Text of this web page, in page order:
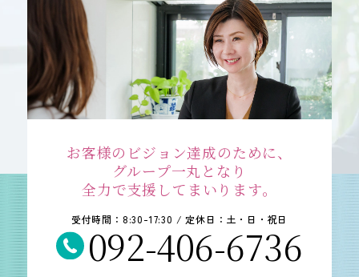
福岡本社
東京オフィス
大阪オフィス
RECRUIT
各種お問い合わせ
受付時間：8:30-17:30 / 定休日：土・日・祝日
お客様のビジョン達成のために、
グループ一丸となり
全力で支援してまいります。
受付時間：8:30-17:30 / 定休日：土・日・祝日
092-406-6736